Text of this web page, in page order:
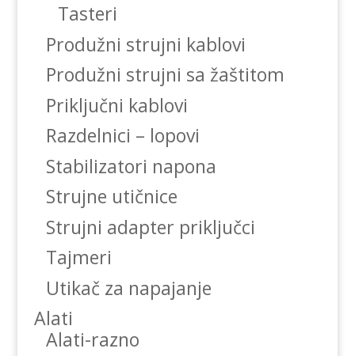
Tasteri
Produžni strujni kablovi
Produžni strujni sa žaštitom
Priključni kablovi
Razdelnici – lopovi
Stabilizatori napona
Strujne utičnice
Strujni adapter priključci
Tajmeri
Utikač za napajanje
Alati
Alati-razno